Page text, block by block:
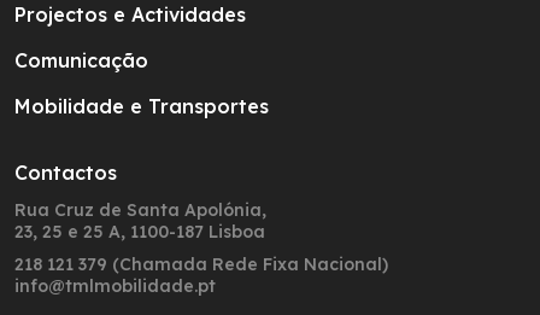
Projectos e Actividades
Comunicação
Mobilidade e Transportes
Contactos
Rua Cruz de Santa Apolónia,
23, 25 e 25 A, 1100-187 Lisboa
218 121 379 (Chamada Rede Fixa Nacional)
info@tmlmobilidade.pt